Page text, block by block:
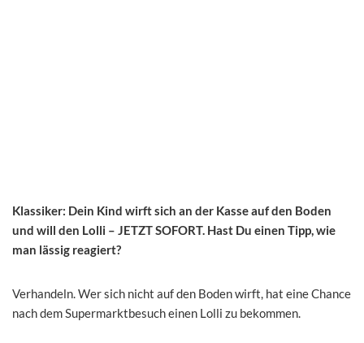
Klassiker: Dein Kind wirft sich an der Kasse auf den Boden
und will den Lolli – JETZT SOFORT. Hast Du einen Tipp, wie
man lässig reagiert?
Verhandeln. Wer sich nicht auf den Boden wirft, hat eine Chance
nach dem Supermarktbesuch einen Lolli zu bekommen.